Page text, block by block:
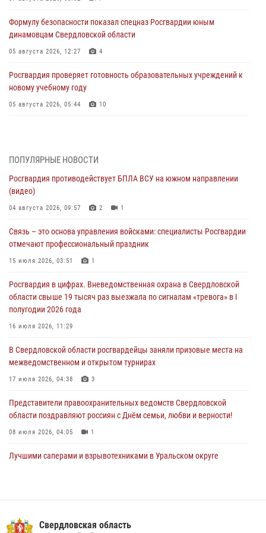
Формулу безопасности показал спецназ Росгвардии юным
динамовцам Свердловской области
05 августа 2026, 12:27 4
Росгвардия проверяет готовность образовательных учреждений к
новому учебному году
05 августа 2026, 05:44 10
04 августа 2026, 09:57 2
Росгвардия приняла участие в обеспечении безопасности Дня
города в Екатеринбурге
03 августа 2026, 07:43 3
Росгвардия приняла участие в межведомственном
антитеррористическом учении в Свердловской области
31 июля 2026, 12:27 1
Росгвардия обеспечивает безопасность граждан на южном
направлении
31 июля 2026, 06:56
рассказал об итогах работы подразделения в эфире телекомпании
«Телекон»
30 июля 2026, 11:33 1
ПОПУЛЯРНЫЕ НОВОСТИ
Росгвардия противодействует БПЛА ВСУ на южном направлении
(видео)
04 августа 2026, 09:57 2 1
Связь – это основа управления войсками: специалисты Росгвардии
отмечают профессиональный праздник
15 июля 2026, 03:51 1
Росгвардия в цифрах. Вневедомственная охрана в Свердловской
области свыше 19 тысяч раз выезжала по сигналам «тревога» в I
полугодии 2026 года
16 июля 2026, 11:29
В Свердловской области росгвардейцы заняли призовые места на
межведомственном и открытом турнирах
17 июля 2026, 04:38 3
Представители правоохранительных ведомств Свердловской
области поздравляют россиян с Днём семьи, любви и верности!
08 июля 2026, 04:05 1
Лучшими саперами и взрывотехниками в Уральском округе
Всероссийского чемпионата Росгвардии по боксу
Свердловская область